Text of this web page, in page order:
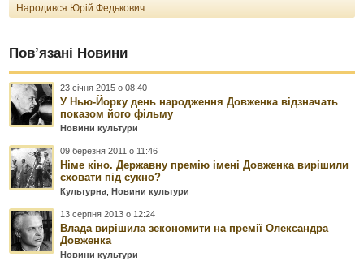
Народився Юрій Федькович
Пов’язані Новини
23 січня 2015 о 08:40
У Нью-Йорку день народження Довженка відзначать
показом його фільму
Новини культури
09 березня 2011 о 11:46
Німе кіно. Державну премію імені Довженка вирішили
сховати під сукно?
Культурна ,Новини культури
13 серпня 2013 о 12:24
Влада вирішила зекономити на премії Олександра
Довженка
Новини культури